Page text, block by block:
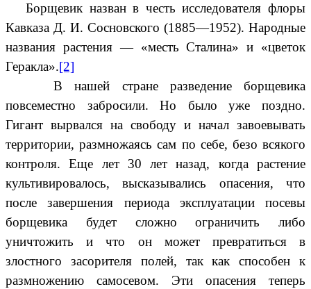
Борщевик назван в честь исследователя флоры
Кавказа Д. И. Сосновского (1885—1952). Народные
названия растения — «месть Сталина» и «цветок
Геракла».[2]
В нашей стране разведение борщевика
повсеместно забросили. Но было уже поздно.
Гигант вырвался на свободу и начал завоевывать
территории, размножаясь сам по себе, безо всякого
контроля. Еще лет 30 лет назад, когда растение
культивировалось, высказывались опасения, что
после завершения периода эксплуатации посевы
борщевика будет сложно ограничить либо
уничтожить и что он может превратиться в
злостного засорителя полей, так как способен к
размножению самосевом. Эти опасения теперь